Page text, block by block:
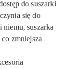
do suszarki
się do
suszarka
zmniejsza